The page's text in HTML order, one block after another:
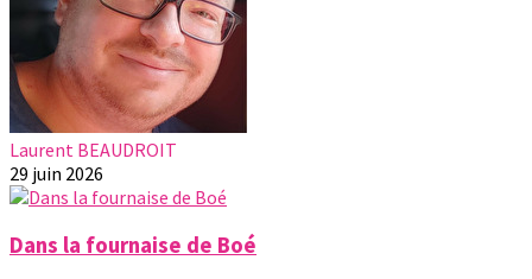
Laurent BEAUDROIT
29 juin 2026
Dans la fournaise de Boé